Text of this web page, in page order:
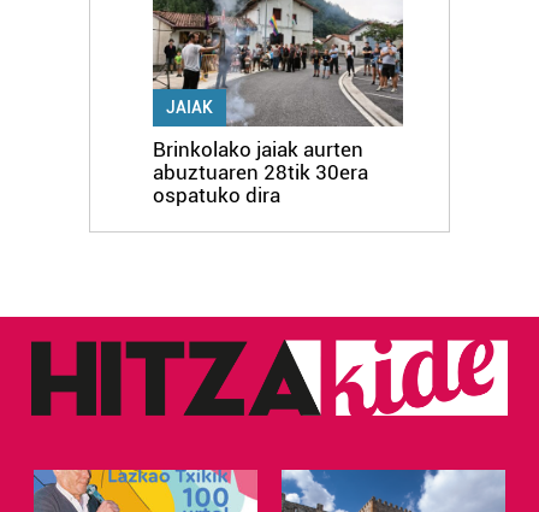
JAIAK
Brinkolako jaiak aurten
abuztuaren 28tik 30era
ospatuko dira